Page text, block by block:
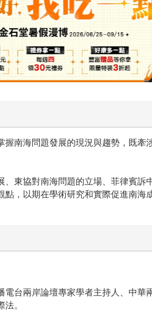
南海問題發展的現況與趨勢，既牽
東協對南海問題的立場、菲律賓訴
，以期在學術研究和實際促進南海
台兩岸論壇專家學者主持人、中華
。